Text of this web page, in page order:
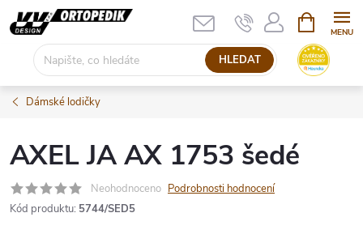
Přejít
na
HLEDAT
NÁKUPNÍ
KOŠÍK
Dámské lodičky
AXEL JA AX 1753 šedé
Neohodnoceno Podrobnosti hodnocení
Kód produktu: 5744/SED5